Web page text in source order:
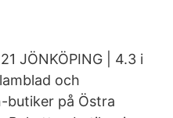
JÖNKÖPING | 4.3 i
och
butiker på Östra